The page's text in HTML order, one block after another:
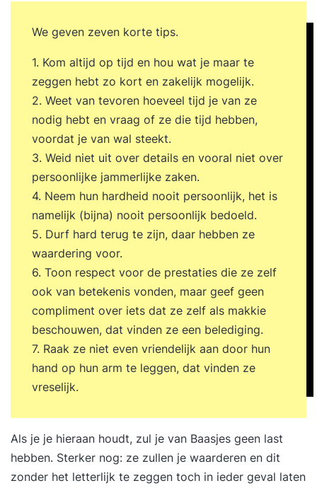
We geven zeven korte tips.
1. Kom altijd op tijd en hou wat je maar te
zeggen hebt zo kort en zakelijk mogelijk.
2. Weet van tevoren hoeveel tijd je van ze
nodig hebt en vraag of ze die tijd hebben,
voordat je van wal steekt.
3. Weid niet uit over details en vooral niet over
persoonlijke jammerlijke zaken.
4. Neem hun hardheid nooit persoonlijk, het is
namelijk (bijna) nooit persoonlijk bedoeld.
5. Durf hard terug te zijn, daar hebben ze
waardering voor.
6. Toon respect voor de prestaties die ze zelf
ook van betekenis vonden, maar geef geen
compliment over iets dat ze zelf als makkie
beschouwen, dat vinden ze een belediging.
7. Raak ze niet even vriendelijk aan door hun
hand op hun arm te leggen, dat vinden ze
vreselijk.
Als je je hieraan houdt, zul je van Baasjes geen last
hebben. Sterker nog: ze zullen je waarderen en dit
zonder het letterlijk te zeggen toch in ieder geval laten